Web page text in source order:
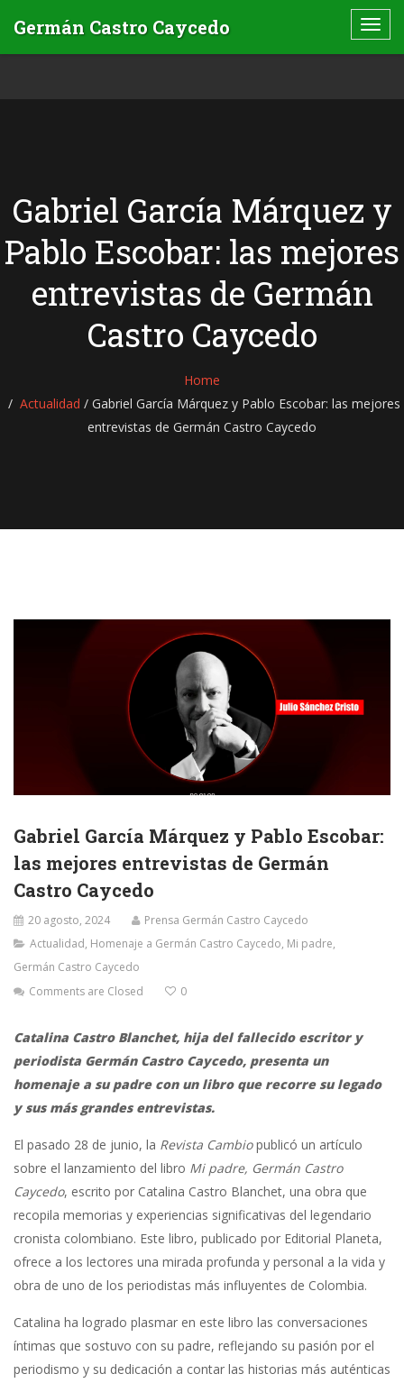
Gabriel García Márquez y
Pablo Escobar: las mejores
entrevistas de Germán
Castro Caycedo
Home
Actualidad / Gabriel García Márquez y Pablo Escobar: las mejores
entrevistas de Germán Castro Caycedo
Gabriel García Márquez y Pablo Escobar:
las mejores entrevistas de Germán
Castro Caycedo
20 agosto, 2024
Prensa Germán Castro Caycedo
Actualidad, Homenaje a Germán Castro Caycedo, Mi padre,
Germán Castro Caycedo
Comments are Closed
0
Catalina Castro Blanchet, hija del fallecido escritor y
periodista Germán Castro Caycedo, presenta un
homenaje a su padre con un libro que recorre su legado
y sus más grandes entrevistas.
El pasado 28 de junio, la Revista Cambiopublicó un artículo
sobre el lanzamiento del libro Mi padre, Germán Castro
Caycedo, escrito por Catalina Castro Blanchet, una obra que
recopila memorias y experiencias significativas del legendario
cronista colombiano. Este libro, publicado por Editorial Planeta,
ofrece a los lectores una mirada profunda y personal a la vida y
obra de uno de los periodistas más influyentes de Colombia.
Catalina ha logrado plasmar en este libro las conversaciones
íntimas que sostuvo con su padre, reflejando su pasión por el
periodismo y su dedicación a contar las historias más auténticas